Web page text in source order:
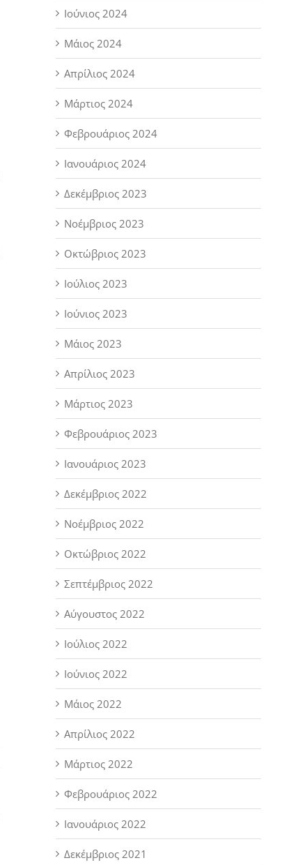
Ιούνιος 2024
Μάιος 2024
Απρίλιος 2024
Μάρτιος 2024
Φεβρουάριος 2024
Ιανουάριος 2024
Δεκέμβριος 2023
Νοέμβριος 2023
Οκτώβριος 2023
Ιούλιος 2023
Ιούνιος 2023
Μάιος 2023
Απρίλιος 2023
Μάρτιος 2023
Φεβρουάριος 2023
Ιανουάριος 2023
Δεκέμβριος 2022
Νοέμβριος 2022
Οκτώβριος 2022
Σεπτέμβριος 2022
Αύγουστος 2022
Ιούλιος 2022
Ιούνιος 2022
Μάιος 2022
Απρίλιος 2022
Μάρτιος 2022
Φεβρουάριος 2022
Ιανουάριος 2022
Δεκέμβριος 2021